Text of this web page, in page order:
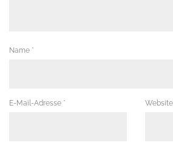
Name *
E-Mail-Adresse * Website